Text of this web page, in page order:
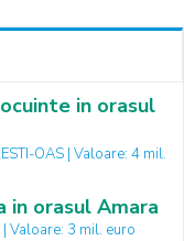
in orasul
OAS | Valoare: 4 mil.
orasul Amara
Valoare: 3 mil. euro